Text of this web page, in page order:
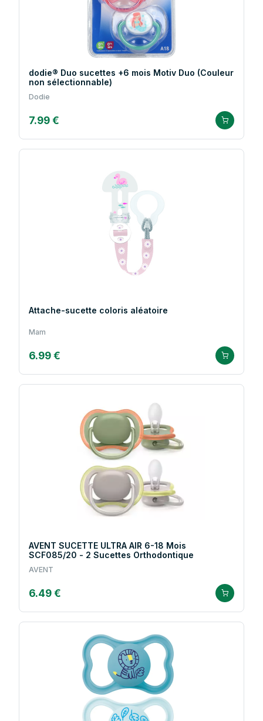
dodie® Duo sucettes +6 mois Motiv Duo (Couleur
non sélectionnable)
Dodie
7.99 €
Attache-sucette coloris aléatoire
Mam
6.99 €
AVENT SUCETTE ULTRA AIR 6-18 Mois
SCF085/20 - 2 Sucettes Orthodontique
AVENT
6.49 €